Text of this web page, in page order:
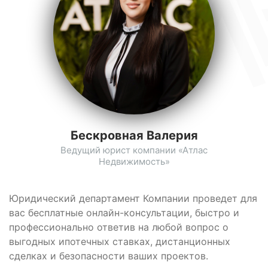
Юридический департамент Компании проведет для
вас бесплатные онлайн-консультации, быстро и
профессионально ответив на любой вопрос о
выгодных ипотечных ставках, дистанционных
сделках и безопасности ваших проектов.
Бескровная Валерия
Ведущий юрист компании «Атлас
Недвижимость»